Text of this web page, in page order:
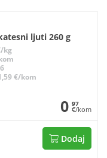
ljuti 260 g
kg
€/kom
0 97
€/kom
Dodaj